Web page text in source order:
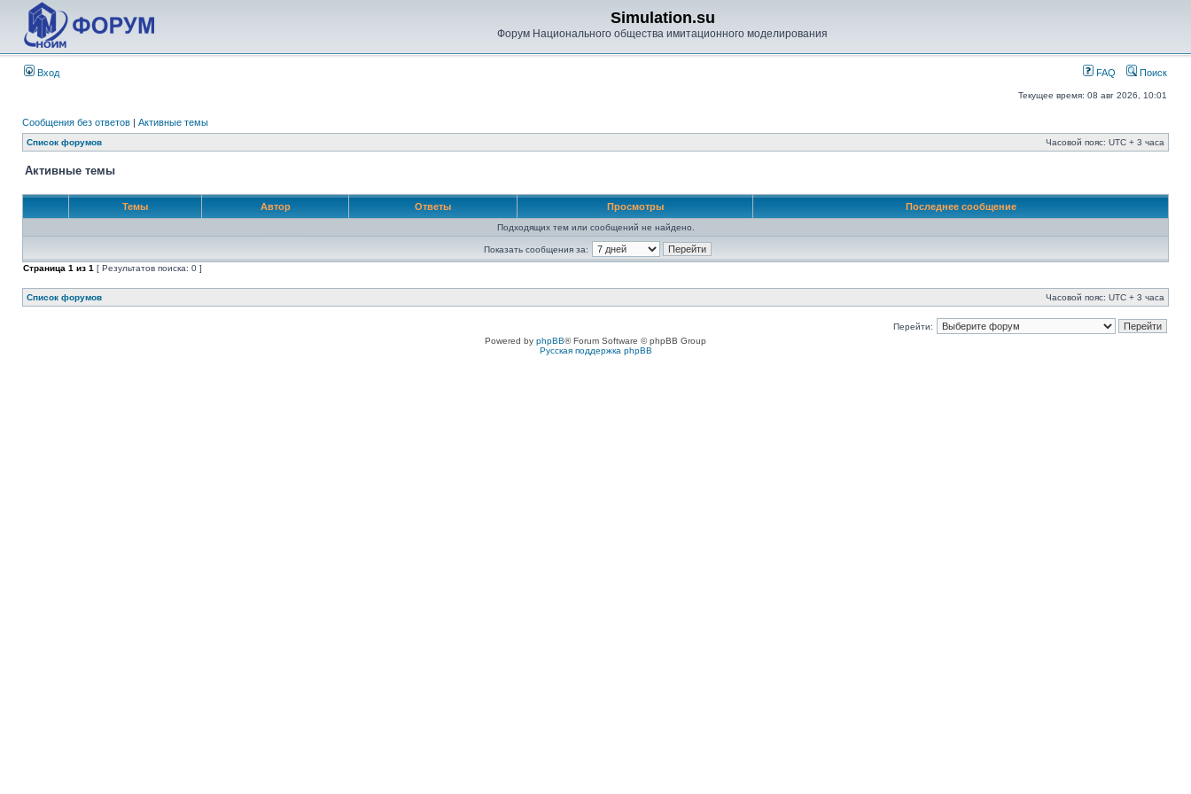
Simulation.su
Форум Национального общества имитационного моделирования
Вход FAQ Поиск
Текущее время: 08 авг 2026, 10:01
Сообщения без ответов | Активные темы
Список форумов Часовой пояс: UTC + 3 часа
Активные темы
Темы Автор Ответы Просмотры Последнее сообщение
Подходящих тем или сообщений не найдено.
Показать сообщения за:
Страница 1 из 1 [ Результатов поиска: 0 ]
Список форумов Часовой пояс: UTC + 3 часа
Перейти:
Powered by phpBB® Forum Software © phpBB Group
Русская поддержка phpBB